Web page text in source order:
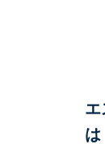
エ
は